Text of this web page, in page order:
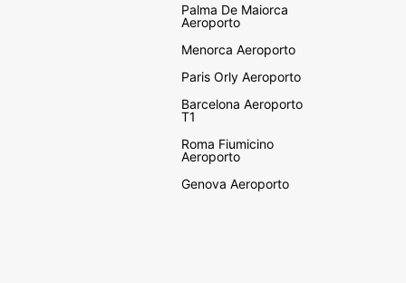
Palma De Maiorca
Aeroporto
Menorca Aeroporto
Paris Orly Aeroporto
Barcelona Aeroporto
T1
Roma Fiumicino
Aeroporto
Genova Aeroporto